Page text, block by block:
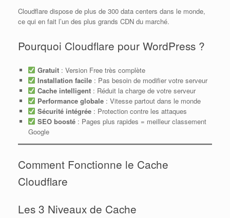
Cloudflare dispose de plus de 300 data centers dans le monde,
ce qui en fait l’un des plus grands CDN du marché.
Pourquoi Cloudflare pour WordPress ?
Gratuit : Version Free très complète
Installation facile : Pas besoin de modifier votre serveur
Cache intelligent : Réduit la charge de votre serveur
Performance globale : Vitesse partout dans le monde
Sécurité intégrée : Protection contre les attaques
SEO boosté : Pages plus rapides = meilleur classement
Google
Comment Fonctionne le Cache
Cloudflare
Les 3 Niveaux de Cache